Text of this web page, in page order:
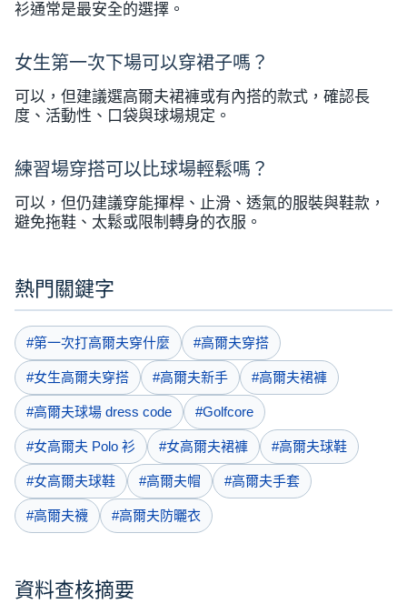
衫通常是最安全的選擇。
女生第一次下場可以穿裙子嗎？
可以，但建議選高爾夫裙褲或有內搭的款式，確認長
度、活動性、口袋與球場規定。
練習場穿搭可以比球場輕鬆嗎？
可以，但仍建議穿能揮桿、止滑、透氣的服裝與鞋款，
避免拖鞋、太鬆或限制轉身的衣服。
熱門關鍵字
#第一次打高爾夫穿什麼 #高爾夫穿搭
#女生高爾夫穿搭 #高爾夫新手 #高爾夫裙褲
#高爾夫球場 dress code #Golfcore
#女高爾夫 Polo 衫 #女高爾夫裙褲 #高爾夫球鞋
#女高爾夫球鞋 #高爾夫帽 #高爾夫手套
#高爾夫襪 #高爾夫防曬衣
資料查核摘要